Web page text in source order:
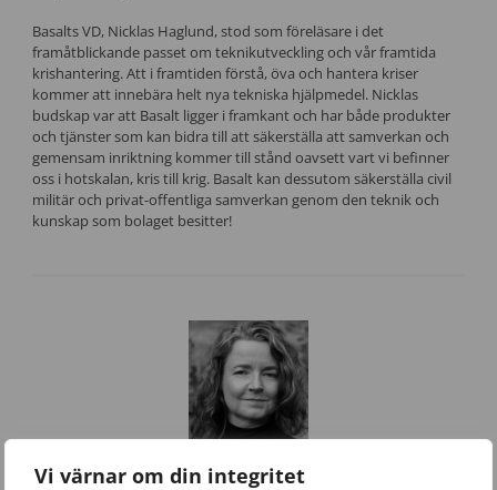
Vi värnar om din integritet
Basalts VD, Nicklas Haglund, stod som föreläsare i det
framåtblickande passet om teknikutveckling och vår framtida
krishantering. Att i framtiden förstå, öva och hantera kriser
kommer att innebära helt nya tekniska hjälpmedel. Nicklas
budskap var att Basalt ligger i framkant och har både produkter
och tjänster som kan bidra till att säkerställa att samverkan och
gemensam inriktning kommer till stånd oavsett vart vi befinner
oss i hotskalan, kris till krig. Basalt kan dessutom säkerställa civil
militär och privat-offentliga samverkan genom den teknik och
kunskap som bolaget besitter!